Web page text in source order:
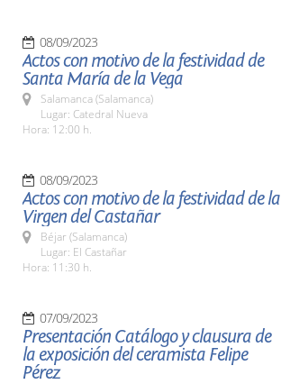
08/09/2023
Actos con motivo de la festividad de
Santa María de la Vega
Salamanca (Salamanca)
Lugar: Catedral Nueva
Hora: 12:00 h.
08/09/2023
Actos con motivo de la festividad de la
Virgen del Castañar
Béjar (Salamanca)
Lugar: El Castañar
Hora: 11:30 h.
07/09/2023
Presentación Catálogo y clausura de
la exposición del ceramista Felipe
Pérez